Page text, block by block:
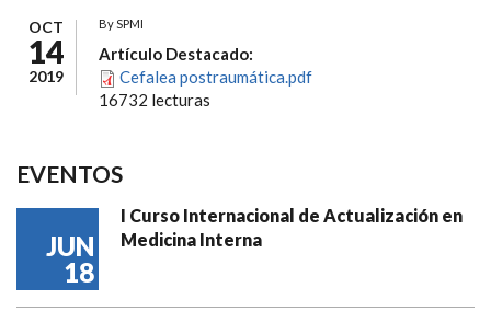
OCT
14
2019
BySPMI
Artículo Destacado:
Cefalea postraumática.pdf
16732 lecturas
EVENTOS
JUN
18
I Curso Internacional de Actualización en
Medicina Interna